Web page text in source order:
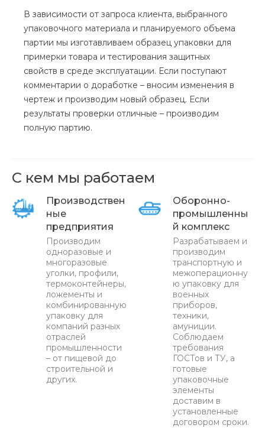
В зависимости от запроса клиента, выбранного
упаковочного материала и планируемого объема
партии мы изготавливаем образец упаковки для
примерки товара и тестирования защитных
свойств в среде эксплуатации. Если поступают
комментарии о доработке – вносим изменения в
чертеж и производим новый образец. Если
результаты проверки отличные – производим
полную партию.
С кем мы работаем
Производствен
ные
предприятия
Производим
одноразовые и
многоразовые
уголки, профили,
термоконтейнеры,
ложементы и
комбинированную
упаковку для
компаний разных
отраслей
промышленности
– от пищевой до
строительной и
других.
Оборонно-
промышленны
й комплекс
Разрабатываем и
производим
транспортную и
межоперационну
ю упаковку для
военных
приборов,
техники,
амуниции.
Соблюдаем
требования
ГОСТов и ТУ, а
готовые
упаковочные
элементы
доставим в
установленные
договором сроки.